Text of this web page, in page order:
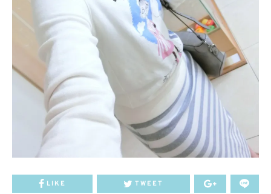
LIKE TWEET